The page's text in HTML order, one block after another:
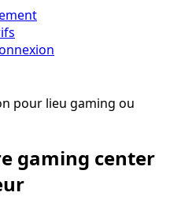
pour lieu gaming ou
gaming center